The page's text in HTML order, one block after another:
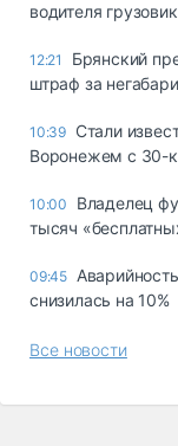
водителя
12:21
Брянский
штраф за
10:39 Стали
Воронежем с 30-
10:00
Владелец
тысяч
09:45
снизилась на 10%
Все новости